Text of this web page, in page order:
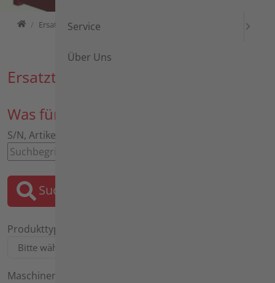
HomeErsatzteil-SucheErsatzteil-Suche
Ersatzteil-Suche
Was für ein Ersatzteil suchen Sie?
S/N, Artikel, Bezeichnung, Motor, Tafel
Suchen
Produkttyp
Maschinentyp
Service
Über Uns